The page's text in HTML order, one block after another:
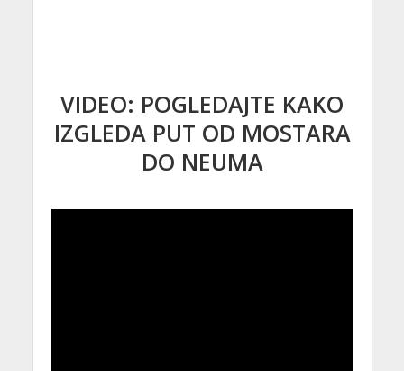
VIDEO: POGLEDAJTE KAKO
IZGLEDA PUT OD MOSTARA
DO NEUMA